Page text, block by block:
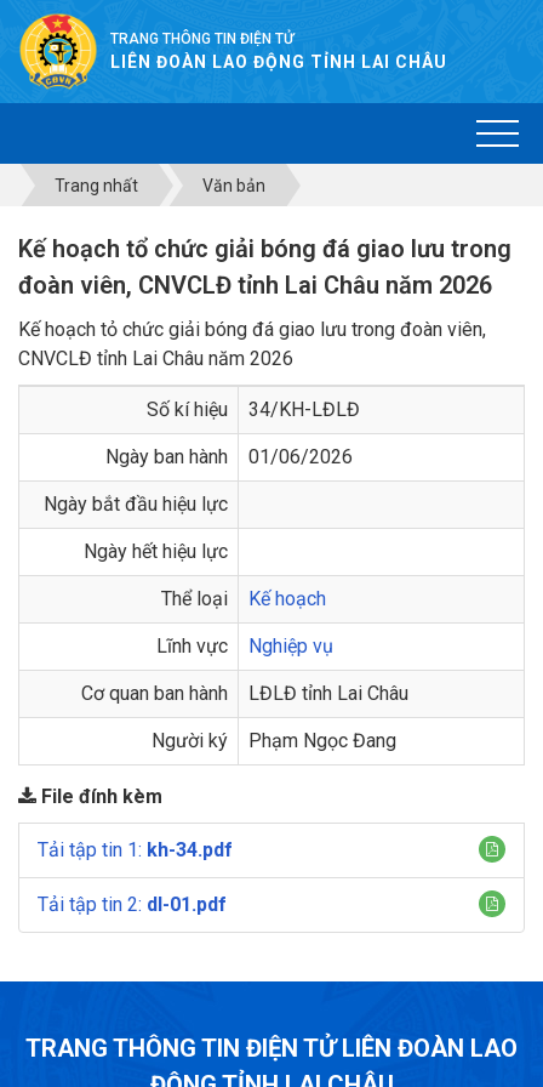
TRANG THÔNG TIN ĐIỆN TỬ
LIÊN ĐOÀN LAO ĐỘNG TỈNH LAI CHÂU
Trang nhất Văn bản
Kế hoạch tổ chức giải bóng đá giao lưu trong
đoàn viên, CNVCLĐ tỉnh Lai Châu năm 2026
Kế hoạch tỏ chức giải bóng đá giao lưu trong đoàn viên,
CNVCLĐ tỉnh Lai Châu năm 2026
Số kí hiệu 34/KH-LĐLĐ
Ngày ban hành 01/06/2026
Ngày bắt đầu hiệu lực
Ngày hết hiệu lực
Thể loại Kế hoạch
Lĩnh vực Nghiệp vụ
Cơ quan ban hành LĐLĐ tỉnh Lai Châu
Người ký Phạm Ngọc Đang
File đính kèm
Tải tập tin 1: kh-34.pdf
Tải tập tin 2: dl-01.pdf
TRANG THÔNG TIN ĐIỆN TỬ LIÊN ĐOÀN LAO